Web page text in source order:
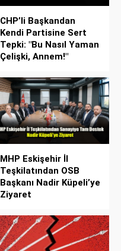
CHP’li Başkandan
Kendi Partisine Sert
Tepki: "Bu Nasıl Yaman
Çelişki, Annem!"
MHP Eskişehir İl
Teşkilatından OSB
Başkanı Nadir Küpeli’ye
Ziyaret